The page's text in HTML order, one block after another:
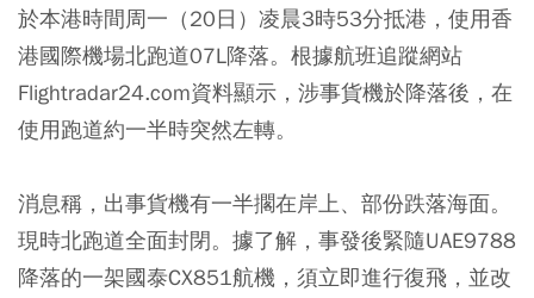
於本港時間周一（20日）凌晨3時53分抵港，使用香
港國際機場北跑道07L降落。根據航班追蹤網站
Flightradar24.com資料顯示，涉事貨機於降落後，在
使用跑道約一半時突然左轉。
消息稱，出事貨機有一半擱在岸上、部份跌落海面。
現時北跑道全面封閉。據了解，事發後緊隨UAE9788
降落的一架國泰CX851航機，須立即進行復飛，並改